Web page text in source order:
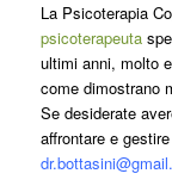
La Psicoterapia
psicoterapeuta
ultimi anni, molto
come dimostrano
Se desiderate
affrontare e